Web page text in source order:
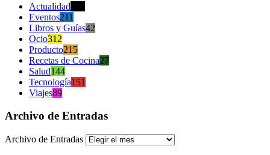
Actualidad
Eventos211
Libros y Guías42
Ocio312
Producto215
Recetas de Cocina27
Salud144
Tecnología151
Viajes89
Archivo de Entradas
Archivo de Entradas